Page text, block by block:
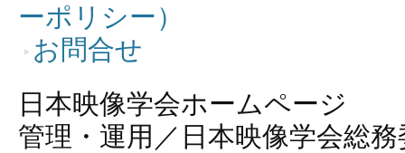
ーポリシー）
お問合せ
日本映像学会ホームページ
管理・運用／日本映像学会総